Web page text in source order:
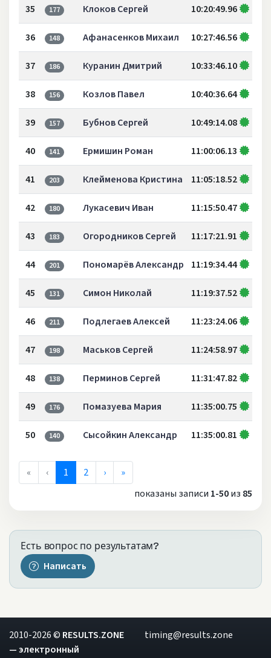
35 177 Клоков Сергей 10:20:49.96
36 148 Афанасенков Михаил 10:27:46.56
37 186 Куранин Дмитрий 10:33:46.10
38 156 Козлов Павел 10:40:36.64
39 157 Бубнов Сергей 10:49:14.08
40 141 Ермишин Роман 11:00:06.13
41 203 Клейменова Кристина 11:05:18.52
42 180 Лукасевич Иван 11:15:50.47
43 183 Огородников Сергей 11:17:21.91
44 201 Пономарёв Александр 11:19:34.44
45 131 Симон Николай 11:19:37.52
46 211 Подлегаев Алексей 11:23:24.06
47 198 Маськов Сергей 11:24:58.97
48 138 Перминов Сергей 11:31:47.82
49 176 Помазуева Мария 11:35:00.75
50 140 Сысойкин Александр 11:35:00.81
« ‹ 1 2 ›
»
показаны записи 1-50из 85
Есть вопрос по результатам?
Написать
2010-2026 © RESULTS.ZONE
— электронный
timing@results.zone